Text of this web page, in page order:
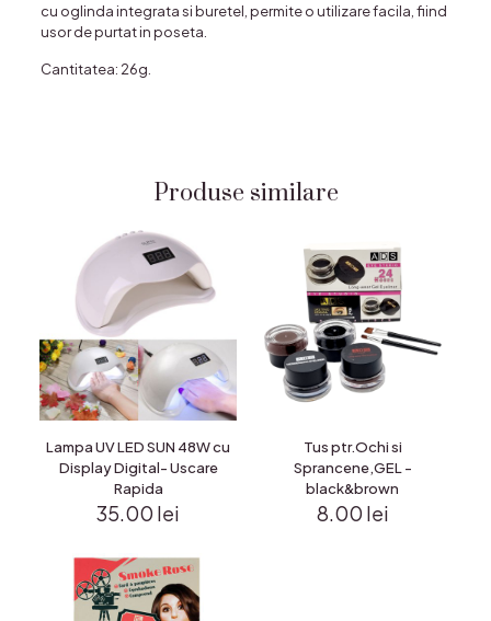
cu oglinda integrata si buretel, permite o utilizare facila, fiind
usor de purtat in poseta.
Cantitatea: 26g.
Produse similare
Lampa UV LED SUN 48W cu
Display Digital- Uscare
Rapida
35.00 lei
Tus ptr.Ochi si
Sprancene,GEL -
black&brown
8.00 lei